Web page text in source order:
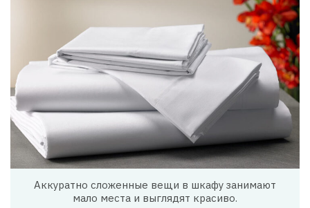
Аккуратно сложенные вещи в шкафу занимают
мало места и выглядят красиво.